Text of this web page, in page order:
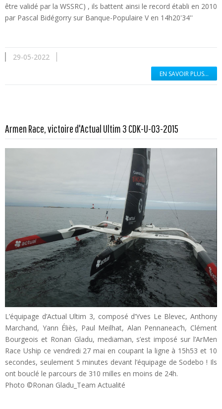
être validé par la WSSRC) , ils battent ainsi le record établi en 2010
par Pascal Bidégorry sur Banque-Populaire V en 14h20'34''
29-05-2022
EN SAVOIR PLUS...
Armen Race, victoire d'Actual Ultim 3 CDK-U-03-2015
L’équipage d’Actual Ultim 3, composé d’Yves Le Blevec, Anthony
Marchand, Yann Éliès, Paul Meilhat, Alan Pennaneac’h, Clément
Bourgeois et Ronan Gladu, mediaman, s’est imposé sur l’ArMen
Race Uship ce vendredi 27 mai en coupant la ligne à 15h53 et 10
secondes, seulement 5 minutes devant l’équipage de Sodebo ! Ils
ont bouclé le parcours de 310 milles en moins de 24h.
Photo ©Ronan Gladu_Team Actualité